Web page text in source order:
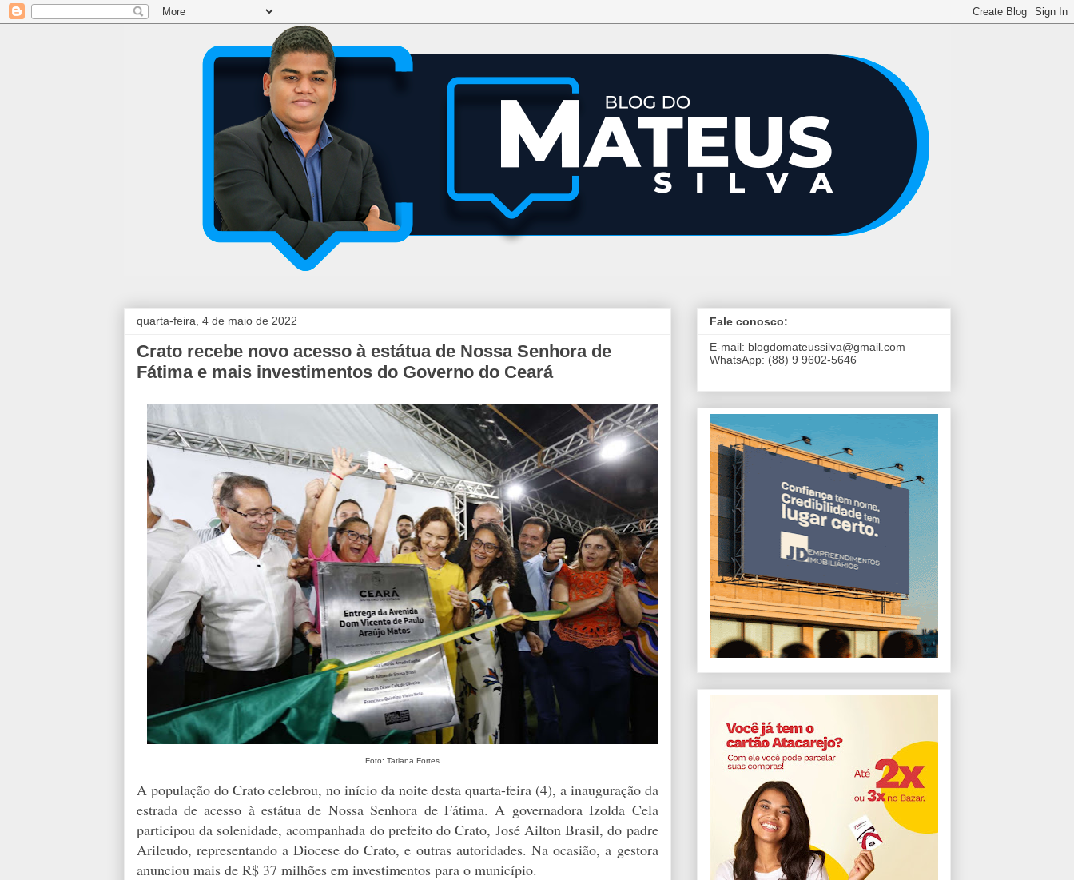
quarta-feira, 4 de maio de 2022
Crato recebe novo acesso à estátua de Nossa Senhora de
Fátima e mais investimentos do Governo do Ceará
Foto: Tatiana Fortes
A população do Crato celebrou, no início da noite desta quarta-feira (4), a inauguração da
estrada de acesso à estátua de Nossa Senhora de Fátima. A governadora Izolda Cela
participou da solenidade, acompanhada do prefeito do Crato, José Ailton Brasil, do padre
Arileudo, representando a Diocese do Crato, e outras autoridades. Na ocasião, a gestora
anunciou mais de R$ 37 milhões em investimentos para o município.
Fale conosco:
E-mail: blogdomateussilva@gmail.com
WhatsApp: (88) 9 9602-5646